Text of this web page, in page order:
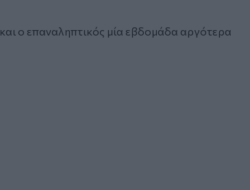
και ο επαναληπτικός μία εβδομάδα αργότερα